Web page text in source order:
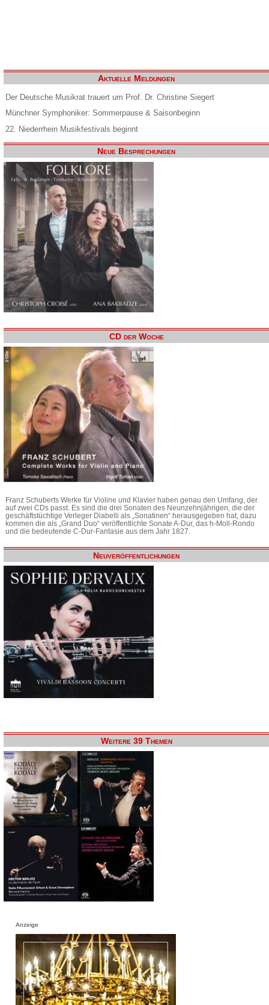
Aktuelle Meldungen
Der Deutsche Musikrat trauert um Prof. Dr. Christine Siegert
Münchner Symphoniker: Sommerpause & Saisonbeginn
22. Niederrhein Musikfestivals beginnt
Neue Besprechungen
CD der Woche
Franz Schuberts Werke für Violine und Klavier haben genau den Umfang, der
auf zwei CDs passt. Es sind die drei Sonaten des Neunzehnjährigen, die der
geschäftstüchtige Verleger Diabelli als „Sonatinen“ herausgegeben hat, dazu
kommen die als „Grand Duo“ veröffentlichte Sonate A-Dur, das h-Moll-Rondo
und die bedeutende C-Dur-Fantasie aus dem Jahr 1827.
Neuveröffentlichungen
Weitere 39 Themen
Anzeige